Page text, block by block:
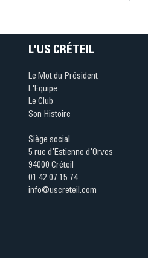
L'US CRÉTEIL
Le Mot du Président
L'Equipe
Le Club
Son Histoire
Siège social
5 rue d'Estienne d'Orves
94000 Créteil
01 42 07 15 74
info@uscreteil.com